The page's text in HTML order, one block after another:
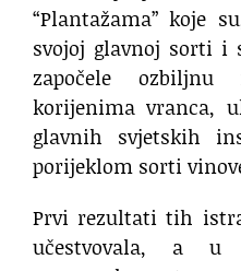
“Plantažama” koje
svojoj glavnoj sorti i
započele
korijenima vranca,
glavnih svjetskih
porijeklom sorti
Prvi rezultati tih
učestvovala, a u